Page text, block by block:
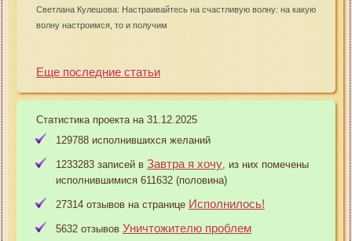
Светлана Кулешова: Настраивайтесь на счастливую волну: на какую
волну настроимся, то и получим
Еще последние статьи
Статистика проекта на 31.12.2025
129788 исполнившихся желаний
1233283 записей в Завтра я хочу , из них помечены
исполнившимися 611632 (половина)
27314 отзывов на странице Исполнилось!
5632 отзывов Уничтожителю проблем